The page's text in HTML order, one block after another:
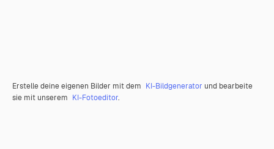
Erstelle deine eigenen Bilder mit dem KI-Bildgenerator und bearbeite
sie mit unserem KI-Fotoeditor.